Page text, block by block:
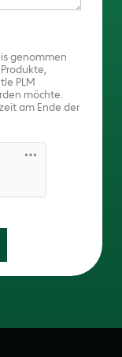
genommen
PLM
möchte.
am Ende der